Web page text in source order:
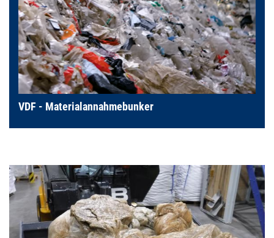
VDF - Materialannahmebunker